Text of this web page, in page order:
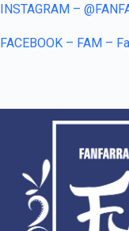
INSTAGRAM –
FACEBOOK – FAM –